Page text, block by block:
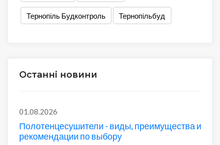
Тернопіль Будконтроль Тернопільбуд
Останні новини
01.08.2026
Полотенцесушители - виды, преимущества и
рекомендации по выбору